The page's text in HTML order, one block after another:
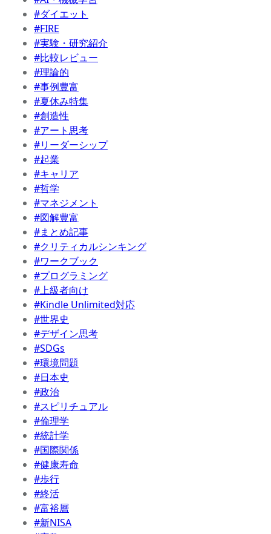
#ダイエット
#FIRE
#実験・研究紹介
#比較レビュー
#理論的
#事例豊富
#夏休み特集
#創造性
#アート思考
#リーダーシップ
#起業
#キャリア
#哲学
#マネジメント
#図解豊富
#まとめ記事
#クリティカルシンキング
#ワークブック
#プログラミング
#上級者向け
#Kindle Unlimited対応
#世界史
#デザイン思考
#SDGs
#環境問題
#日本史
#政治
#スピリチュアル
#倫理学
#統計学
#国際関係
#健康寿命
#歩行
#終活
#富裕層
#新NISA